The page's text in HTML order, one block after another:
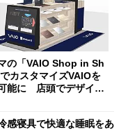
の「VAIO Shop in Sh
カスタマイズVAIOを
能に 店頭でデザイン
感寝具で快適な睡眠をあ